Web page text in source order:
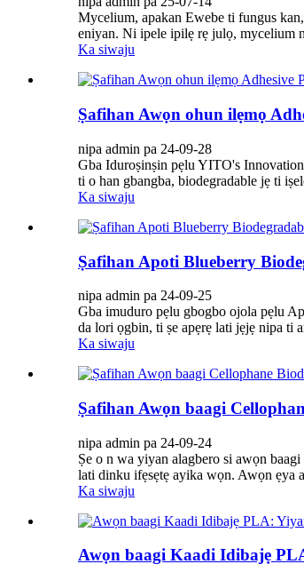
Mycelium, apakan Ewebe ti fungus
eniyan. Ni ipele ipilẹ rẹ julọ,
Ka siwaju
Ṣafihan Awọn ohun ilẹmọ
nipa admin pa 24-09-28
Gba Iduroṣinṣin pẹlu YITO's
ti o han gbangba, biodegradable jẹ ti
Ka siwaju
Ṣafihan Apoti Blueberry
nipa admin pa 24-09-25
Gba imuduro pẹlu gbogbo ojola pẹlu
da lori ọgbin, ti ṣe apẹrẹ lati jẹjẹ nipa
Ka siwaju
Ṣafihan Awọn baagi
nipa admin pa 24-09-24
Ṣe o n wa yiyan alagbero si awọn
lati dinku ifẹsẹtẹ ayika wọn. Awọn ẹya
Ka siwaju
Awọn baagi Kaadi Idibajẹ